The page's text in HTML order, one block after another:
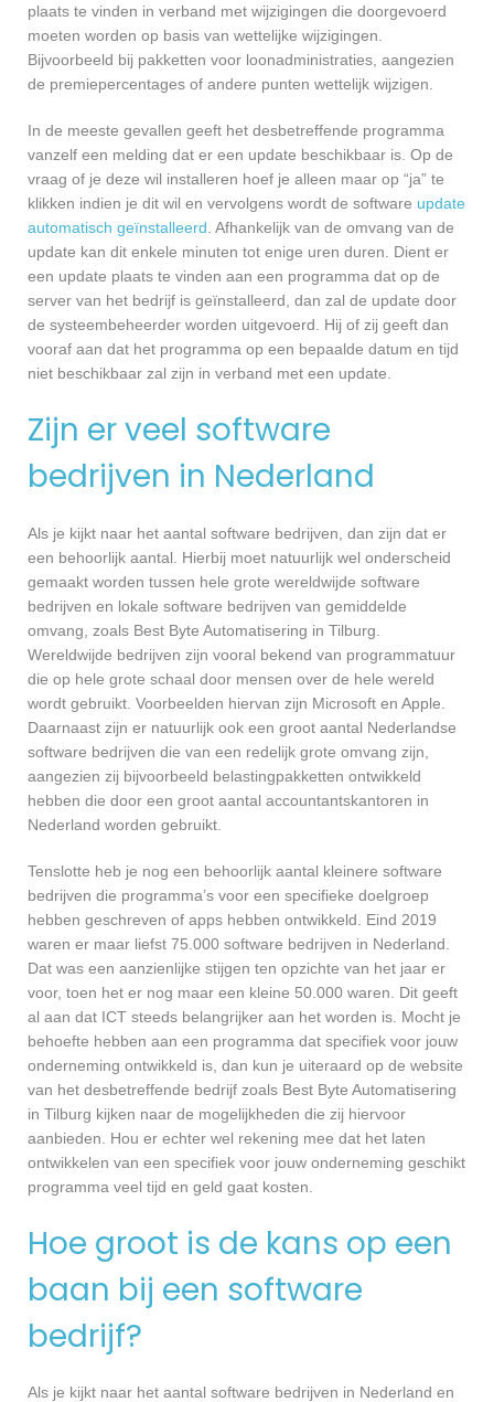
plaats te vinden in verband met wijzigingen die doorgevoerd
moeten worden op basis van wettelijke wijzigingen.
Bijvoorbeeld bij pakketten voor loonadministraties, aangezien
de premiepercentages of andere punten wettelijk wijzigen.
In de meeste gevallen geeft het desbetreffende programma
vanzelf een melding dat er een update beschikbaar is. Op de
vraag of je deze wil installeren hoef je alleen maar op “ja” te
klikken indien je dit wil en vervolgens wordt de software update
automatisch geïnstalleerd. Afhankelijk van de omvang van de
update kan dit enkele minuten tot enige uren duren. Dient er
een update plaats te vinden aan een programma dat op de
server van het bedrijf is geïnstalleerd, dan zal de update door
de systeembeheerder worden uitgevoerd. Hij of zij geeft dan
vooraf aan dat het programma op een bepaalde datum en tijd
niet beschikbaar zal zijn in verband met een update.
Zijn er veel software
bedrijven in Nederland
Als je kijkt naar het aantal software bedrijven, dan zijn dat er
een behoorlijk aantal. Hierbij moet natuurlijk wel onderscheid
gemaakt worden tussen hele grote wereldwijde software
bedrijven en lokale software bedrijven van gemiddelde
omvang, zoals Best Byte Automatisering in Tilburg.
Wereldwijde bedrijven zijn vooral bekend van programmatuur
die op hele grote schaal door mensen over de hele wereld
wordt gebruikt. Voorbeelden hiervan zijn Microsoft en Apple.
Daarnaast zijn er natuurlijk ook een groot aantal Nederlandse
software bedrijven die van een redelijk grote omvang zijn,
aangezien zij bijvoorbeeld belastingpakketten ontwikkeld
hebben die door een groot aantal accountantskantoren in
Nederland worden gebruikt.
Tenslotte heb je nog een behoorlijk aantal kleinere software
bedrijven die programma’s voor een specifieke doelgroep
hebben geschreven of apps hebben ontwikkeld. Eind 2019
waren er maar liefst 75.000 software bedrijven in Nederland.
Dat was een aanzienlijke stijgen ten opzichte van het jaar er
voor, toen het er nog maar een kleine 50.000 waren. Dit geeft
al aan dat ICT steeds belangrijker aan het worden is. Mocht je
behoefte hebben aan een programma dat specifiek voor jouw
onderneming ontwikkeld is, dan kun je uiteraard op de website
van het desbetreffende bedrijf zoals Best Byte Automatisering
in Tilburg kijken naar de mogelijkheden die zij hiervoor
aanbieden. Hou er echter wel rekening mee dat het laten
ontwikkelen van een specifiek voor jouw onderneming geschikt
programma veel tijd en geld gaat kosten.
Hoe groot is de kans op een
baan bij een software
bedrijf?
Als je kijkt naar het aantal software bedrijven in Nederland en